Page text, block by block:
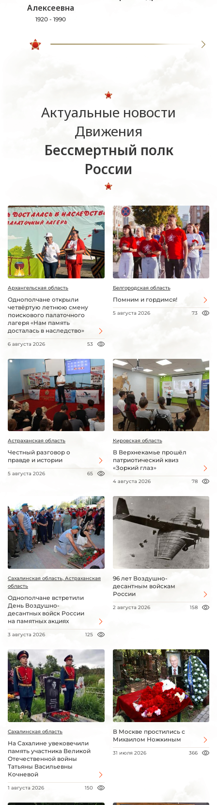
Алексеевна
1920 - 1990
Актуальные новости
Движения
Бессмертный полк
России
Архангельская область
Однополчане открыли
четвёртую летнюю смену
поискового палаточного
лагеря «Нам память
досталась в наследство»
6 августа 2026 53
Белгородская область
Помним и гордимся!
5 августа 2026 73
Астраханская область
Честный разговор о
правде и истории
5 августа 2026 65
Кировская область
В Верхнекамье прошёл
патриотический квиз
«Зоркий глаз»
4 августа 2026 78
Сахалинская область, Астраханская
область
Однополчане встретили
День Воздушно-
десантных войск России
на памятных акциях
3 августа 2026 125
96 лет Воздушно-
десантным войскам
России
2 августа 2026 158
Сахалинская область
На Сахалине увековечили
память участника Великой
Отечественной войны
Татьяны Васильевны
Кочневой
1 августа 2026 150
В Москве простились с
Михаилом Ножкиным
31 июля 2026 366